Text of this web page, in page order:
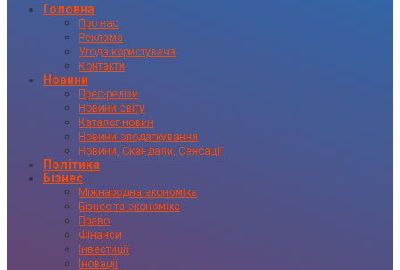
Головна
Про нас
Реклама
Угода користувача
Контакти
Новини
Прес-релізи
Новини світу
Каталог новин
Новини оподаткування
Новини, Скандали, Сенсації
Політика
Бізнес
Міжнародна економіка
Бізнес та економіка
Право
Фінанси
Інвестиції
Іновації